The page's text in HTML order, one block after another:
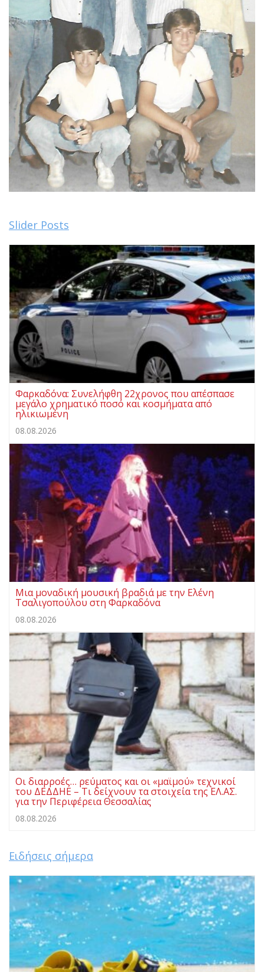
Slider Posts
Φαρκαδόνα: Συνελήφθη 22χρονος που απέσπασε
μεγάλο χρηματικό ποσό και κοσμήματα από
ηλικιωμένη
08.08.2026
Μια μοναδική μουσική βραδιά με την Ελένη
Τσαλιγοπούλου στη Φαρκαδόνα
08.08.2026
Οι διαρροές… ρεύματος και οι «μαϊμού» τεχνικοί
του ΔΕΔΔΗΕ – Τι δείχνουν τα στοιχεία της ΕΛ.ΑΣ.
για την Περιφέρεια Θεσσαλίας
08.08.2026
Ειδήσεις σήμερα